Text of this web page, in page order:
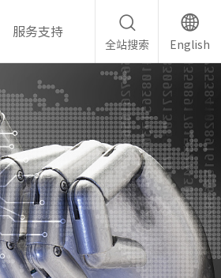
全站搜索 English
服务支持